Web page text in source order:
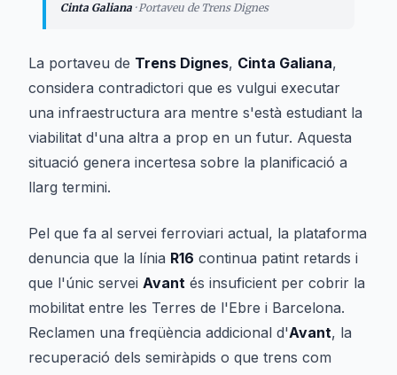
Cinta Galiana ·Portaveu de Trens Dignes
La portaveu de Trens Dignes, Cinta Galiana,
considera contradictori que es vulgui executar
una infraestructura ara mentre s'està estudiant la
viabilitat d'una altra a prop en un futur. Aquesta
situació genera incertesa sobre la planificació a
llarg termini.
Pel que fa al servei ferroviari actual, la plataforma
denuncia que la línia R16 continua patint retards i
que l'únic servei Avant és insuficient per cobrir la
mobilitat entre les Terres de l'Ebre i Barcelona.
Reclamen una freqüència addicional d'Avant, la
recuperació dels semiràpids o que trens com